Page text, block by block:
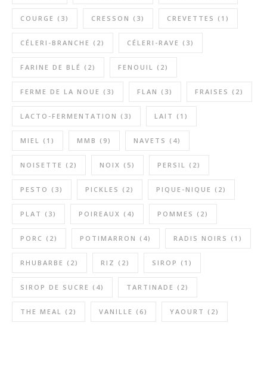
COURGE (3) CRESSON (3) CREVETTES (1)
CÉLERI-BRANCHE (2) CÉLERI-RAVE (3)
FARINE DE BLÉ (2) FENOUIL (2)
FERME DE LA NOUE (3) FLAN (3) FRAISES (2)
LACTO-FERMENTATION (3) LAIT (1)
MIEL (1) MMB (9) NAVETS (4)
NOISETTE (2) NOIX (5) PERSIL (2)
PESTO (3) PICKLES (2) PIQUE-NIQUE (2)
PLAT (3) POIREAUX (4) POMMES (2)
PORC (2) POTIMARRON (4) RADIS NOIRS (1)
RHUBARBE (2) RIZ (2) SIROP (1)
SIROP DE SUCRE (4) TARTINADE (2)
THE MEAL (2) VANILLE (6) YAOURT (2)